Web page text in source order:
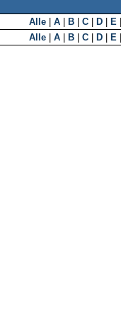
Alle A B C D E
Alle
A B C D E